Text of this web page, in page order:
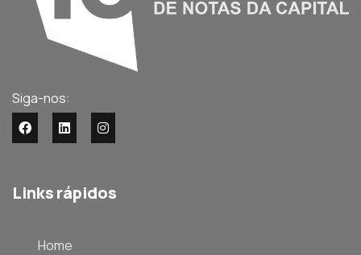
Siga-nos:
Links rápidos
Home